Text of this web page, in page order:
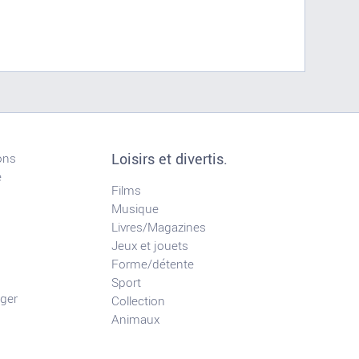
Loisirs et divertis.
Films
Musique
Livres/Magazines
Jeux et jouets
Forme/détente
Sport
Collection
Animaux